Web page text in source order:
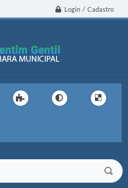
Login / Cadastro